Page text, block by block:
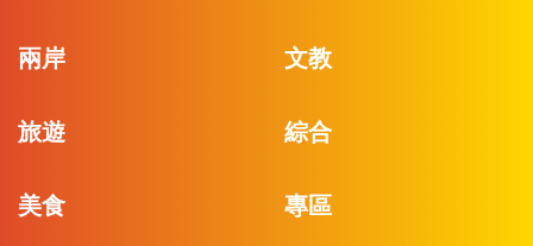
兩岸 文教
旅遊 綜合
美食 專區